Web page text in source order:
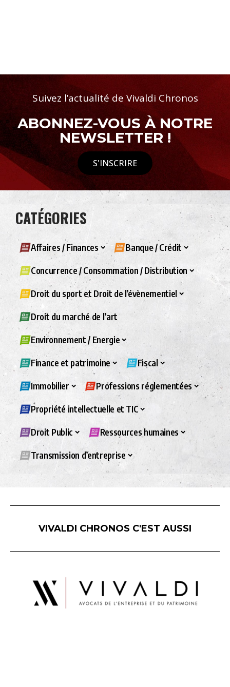
Suivez l’actualité de Vivaldi Chronos
ABONNEZ-VOUS À NOTRE
NEWSLETTER !
S'INSCRIRE
CATÉGORIES
Affaires / Finances Banque / Crédit
Concurrence / Consommation / Distribution
Droit du sport et Droit de l’évènementiel
Droit du marché de l’art
Environnement / Energie
Finance et patrimoine Fiscal
Immobilier Professions réglementées
Propriété intellectuelle et TIC
Droit Public Ressources humaines
Transmission d’entreprise
VIVALDI CHRONOS C'EST AUSSI